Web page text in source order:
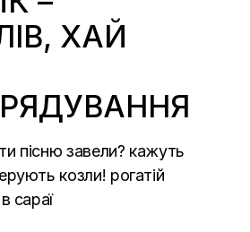
ХАЙ
пісню завели? кажуть
козли! рогатій
сараї